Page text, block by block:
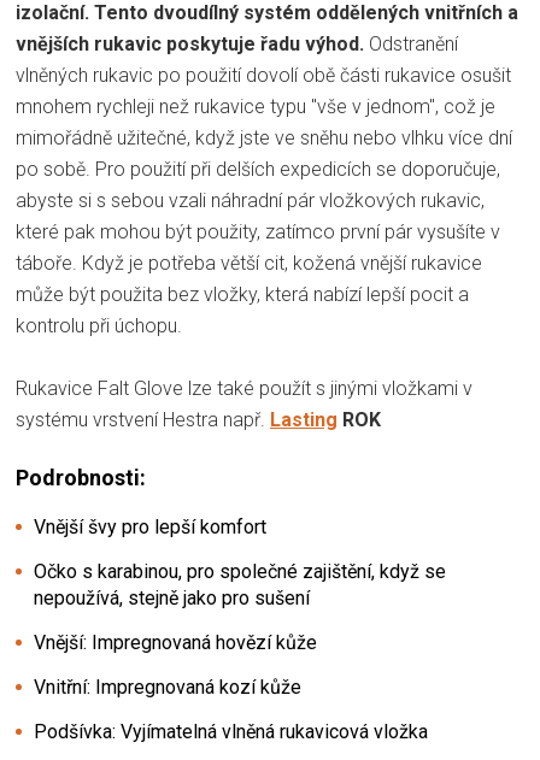
izolační. Tento dvoudílný systém oddělených vnitřních a
vnějších rukavic poskytuje řadu výhod. Odstranění
vlněných rukavic po použití dovolí obě části rukavice osušit
mnohem rychleji než rukavice typu "vše v jednom", což je
mimořádně užitečné, když jste ve sněhu nebo vlhku více dní
po sobě. Pro použití při delších expedicích se doporučuje,
abyste si s sebou vzali náhradní pár vložkových rukavic,
které pak mohou být použity, zatímco první pár vysušíte v
táboře. Když je potřeba větší cit, kožená vnější rukavice
může být použita bez vložky, která nabízí lepší pocit a
kontrolu při úchopu.
Rukavice Falt Glove lze také použít s jinými vložkami v
systému vrstvení Hestra např. Lasting ROK
Podrobnosti:
Vnější švy pro lepší komfort
Očko s karabinou, pro společné zajištění, když se
nepoužívá, stejně jako pro sušení
Vnější: Impregnovaná hovězí kůže
Vnitřní: Impregnovaná kozí kůže
Podšívka: Vyjímatelná vlněná rukavicová vložka